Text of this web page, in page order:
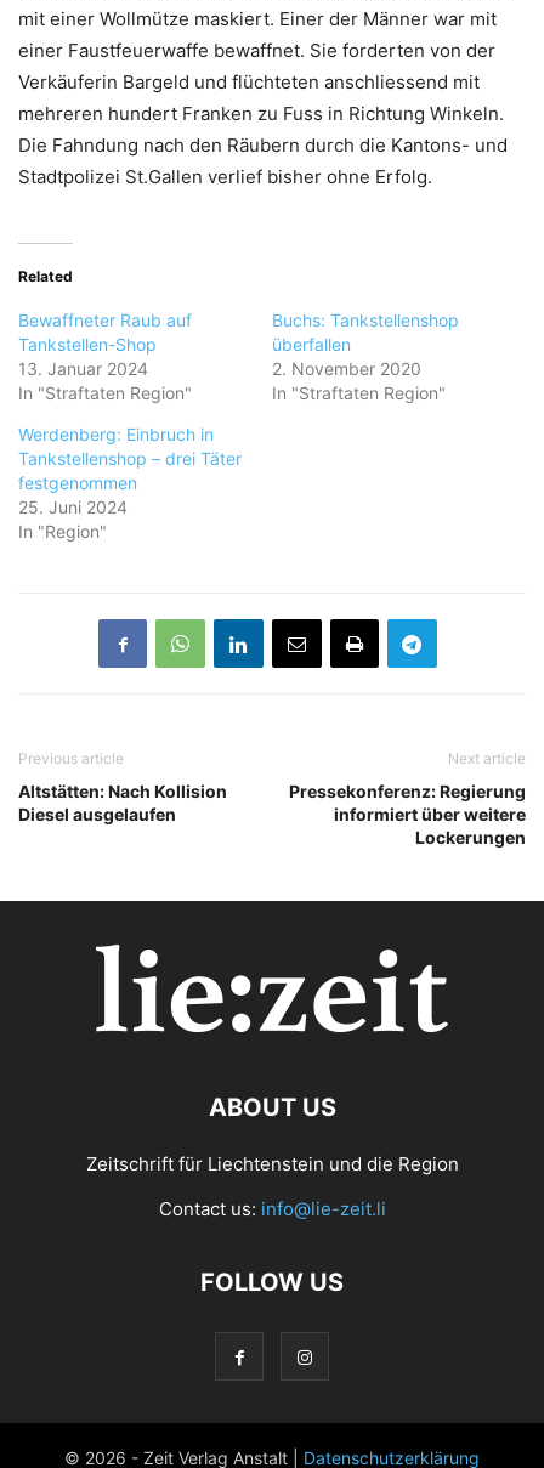
mit einer Wollmütze maskiert. Einer der Männer war mit
einer Faustfeuerwaffe bewaffnet. Sie forderten von der
Verkäuferin Bargeld und flüchteten anschliessend mit
mehreren hundert Franken zu Fuss in Richtung Winkeln.
Die Fahndung nach den Räubern durch die Kantons- und
Stadtpolizei St.Gallen verlief bisher ohne Erfolg.
Related
Bewaffneter Raub auf
Tankstellen-Shop
13. Januar 2024
In "Straftaten Region"
Buchs: Tankstellenshop
überfallen
2. November 2020
In "Straftaten Region"
Werdenberg: Einbruch in
Tankstellenshop – drei Täter
festgenommen
25. Juni 2024
In "Region"
Previous article
Altstätten: Nach Kollision
Diesel ausgelaufen
Next article
Pressekonferenz: Regierung
informiert über weitere
Lockerungen
ABOUT US
Zeitschrift für Liechtenstein und die Region
Contact us: info@lie-zeit.li
FOLLOW US
© 2026 - Zeit Verlag Anstalt | Datenschutzerklärung